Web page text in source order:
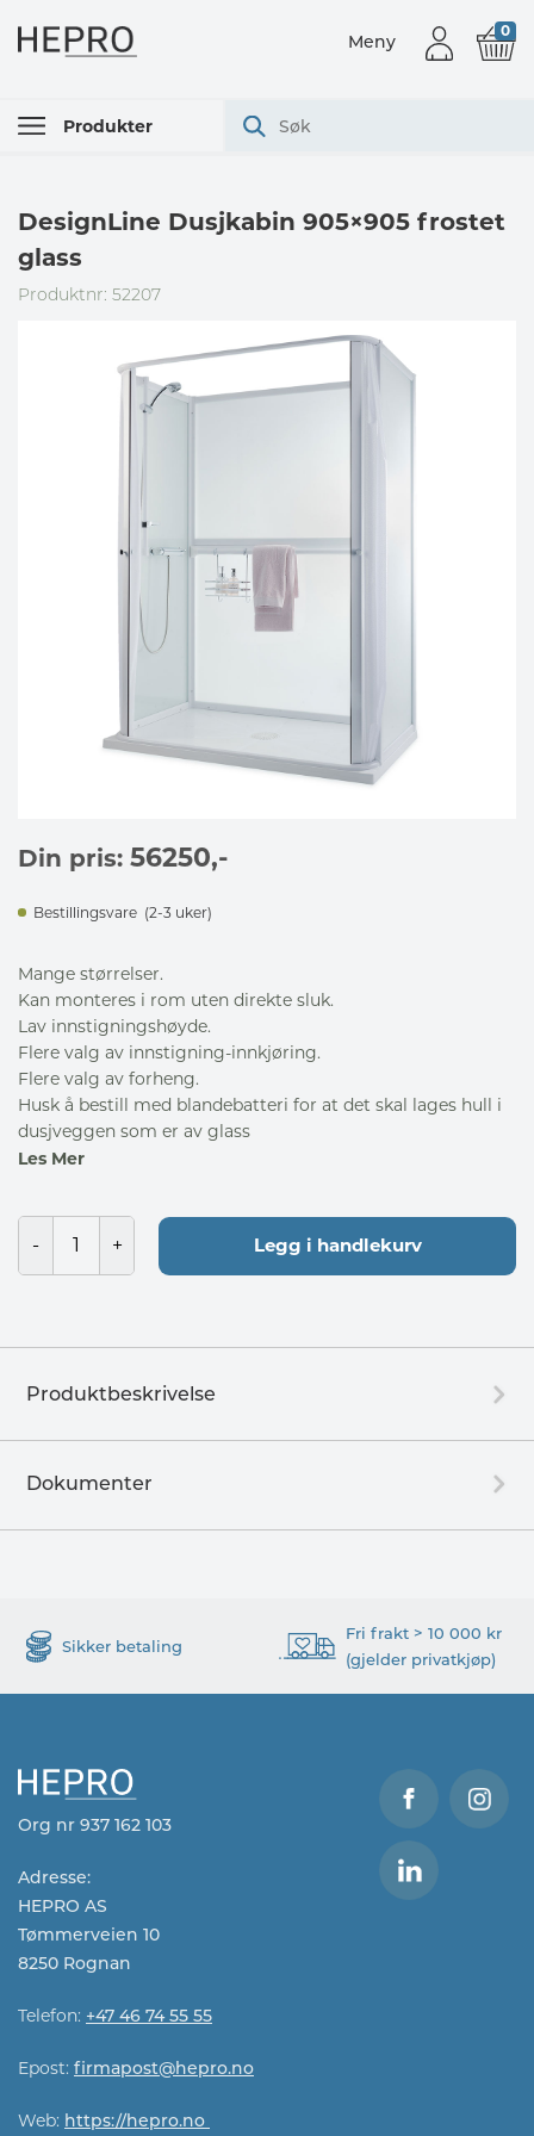
Produkter
Meny
0
DesignLine Dusjkabin 905×905 frostet
glass
Produktnr: 52207
Din pris: 56250,-
Bestillingsvare (2-3 uker)
Mange størrelser.
Kan monteres i rom uten direkte sluk.
Lav innstigningshøyde.
Flere valg av innstigning-innkjøring.
Flere valg av forheng.
Husk å bestill med blandebatteri for at det skal lages hull i
dusjveggen som er av glass
Les Mer
Legg i handlekurv
Produktbeskrivelse
Dokumenter
Sikker betaling
Fri frakt > 10 000 kr
(gjelder privatkjøp)
Org nr 937 162 103
Adresse:
HEPRO AS
Tømmerveien 10
8250 Rognan
Telefon: +47 46 74 55 55
Epost: firmapost@hepro.no​​
Web: https://hepro.no